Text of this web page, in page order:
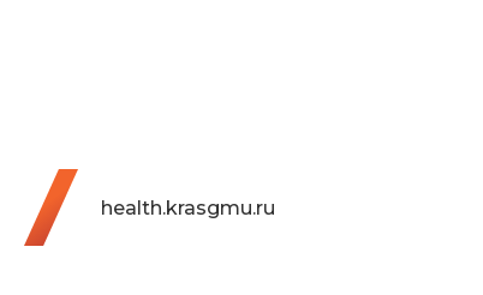
health.krasgmu.ru